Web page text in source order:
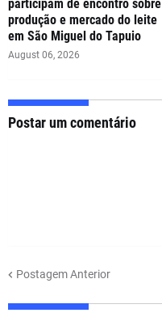
participam de encontro sobre
produção e mercado do leite
em São Miguel do Tapuio
August 06, 2026
Postar um comentário
Postagem Anterior